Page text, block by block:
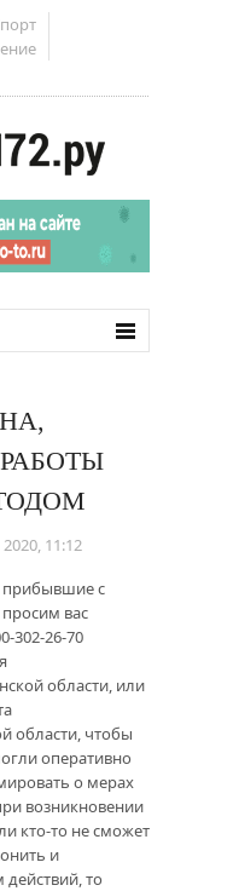
11:12
с
вас
302-26-70
области, или
области, чтобы
оперативно
о мерах
возникновении
кто-то не сможет
и
то